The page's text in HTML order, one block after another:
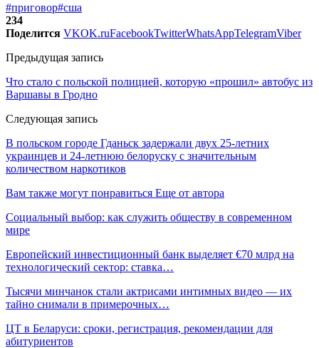
#приговор#сша
234
Поделится VKOK.ruFacebookTwitterWhatsAppTelegramViber
Предыдущая запись
Что стало с польской полицией, которую «прошил» автобус из
Варшавы в Гродно
Следующая запись
В польском городе Гданьск задержали двух 25-летних
украинцев и 24-летнюю белоруску с значительным
количеством наркотиков
Вам также могут понравиться Еще от автора
Социальный выбор: как служить обществу в современном
мире
Европейский инвестиционный банк выделяет €70 млрд на
технологический сектор: ставка…
Тысячи минчанок стали актрисами интимных видео — их
тайно снимали в примерочных…
ЦТ в Беларуси: сроки, регистрация, рекомендации для
абитуриентов